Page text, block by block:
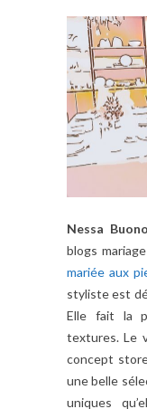
Nessa
blogs
mariée aux
styliste est
Elle fait la
textures. Le
concept
une belle
uniques